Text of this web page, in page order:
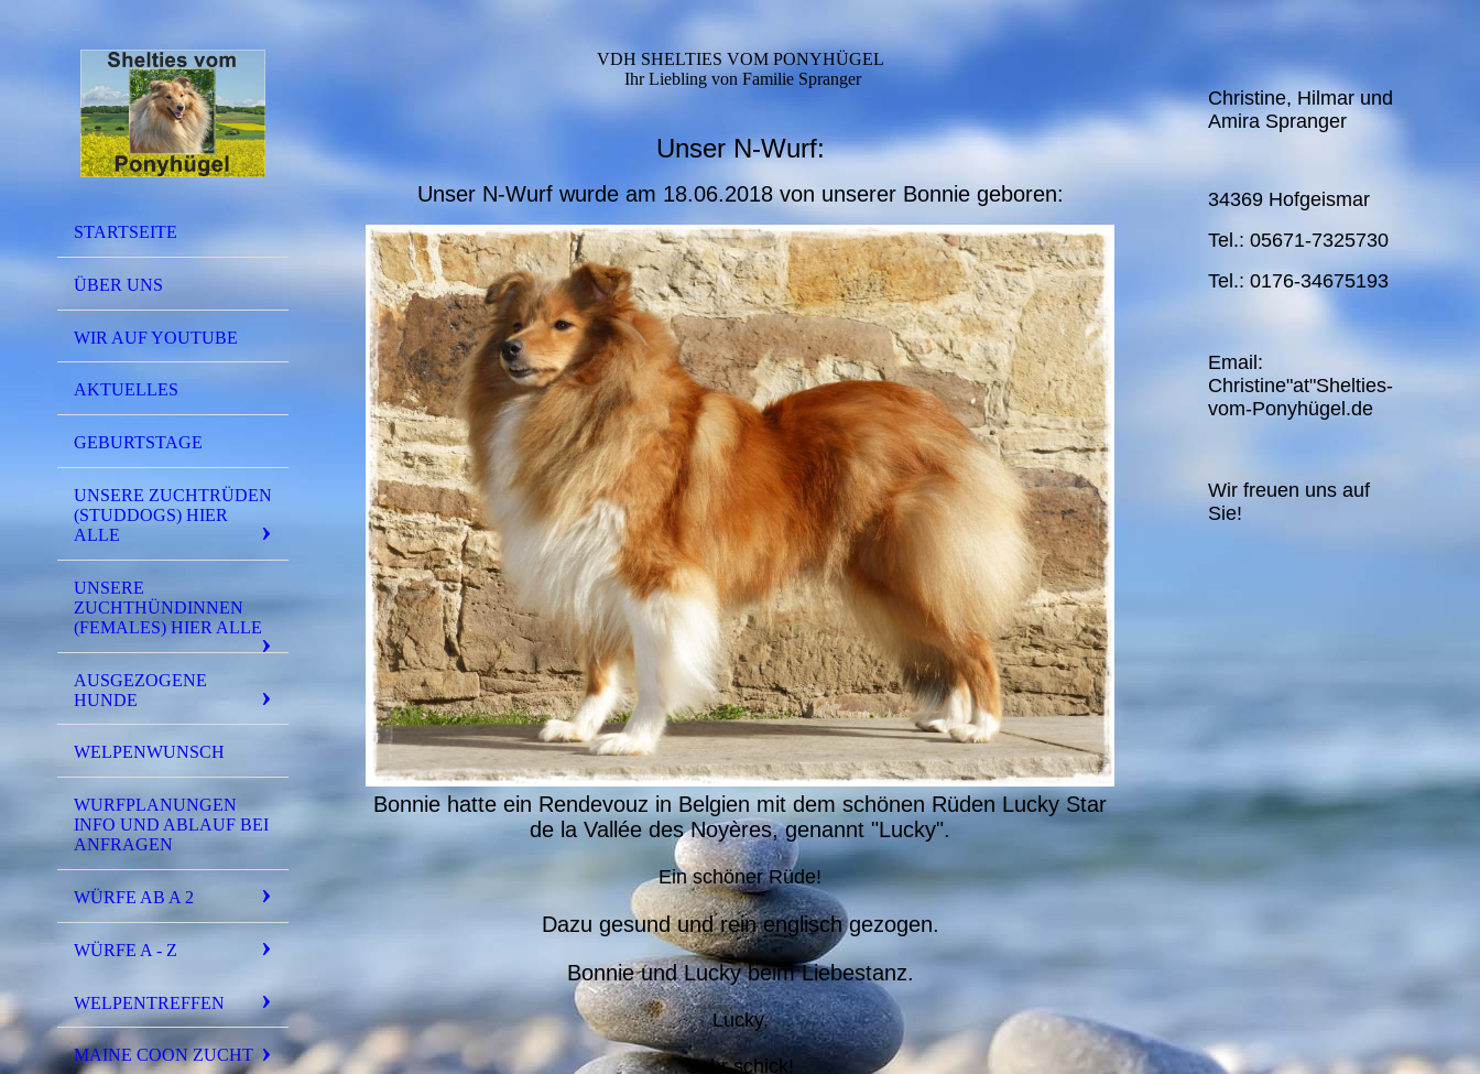
STARTSEITE
ÜBER UNS
WIR AUF YOUTUBE
AKTUELLES
GEBURTSTAGE
UNSERE ZUCHTRÜDEN
(STUDDOGS) HIER
ALLE
UNSERE
ZUCHTHÜNDINNEN
(FEMALES) HIER ALLE
AUSGEZOGENE
HUNDE
WELPENWUNSCH
WURFPLANUNGEN
INFO UND ABLAUF BEI
ANFRAGEN
WÜRFE AB A 2
WÜRFE A - Z
WELPENTREFFEN
MAINE COON ZUCHT
VDH SHELTIES VOM PONYHÜGEL
Ihr Liebling von Familie Spranger
Unser N-Wurf:
Unser N-Wurf wurde am 18.06.2018 von unserer Bonnie geboren:
Bonnie hatte ein Rendevouz in Belgien mit dem schönen Rüden Lucky Star
de la Vallée des Noyères, genannt "Lucky".
Ein schöner Rüde!
Dazu gesund und rein englisch gezogen.
Bonnie und Lucky beim Liebestanz.
Lucky.
Sehr schick!
Christine, Hilmar und
Amira Spranger
34369 Hofgeismar
Tel.: 05671-7325730
Tel.: 0176-34675193
Email:
Christine"at"Shelties-
vom-Ponyhügel.de
Wir freuen uns auf
Sie!